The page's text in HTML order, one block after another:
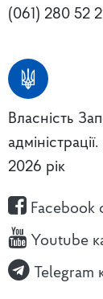
(061) 280 52
Власність
адміністрації.
2026 рік
Facebook
Youtube
Telegram